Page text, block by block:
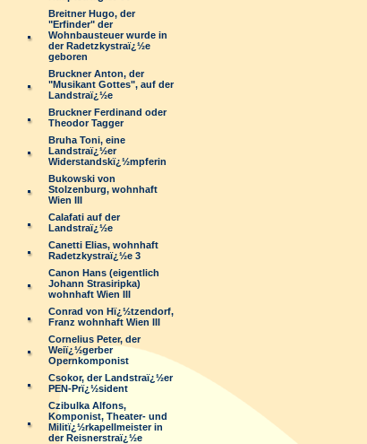
Breitner Hugo, der
"Erfinder" der
Wohnbausteuer wurde in
der Radetzkystraï¿½e
geboren
Bruckner Anton, der
"Musikant Gottes", auf der
Landstraï¿½e
Bruckner Ferdinand oder
Theodor Tagger
Bruha Toni, eine
Landstraï¿½er
Widerstandskï¿½mpferin
Bukowski von
Stolzenburg, wohnhaft
Wien III
Calafati auf der
Landstraï¿½e
Canetti Elias, wohnhaft
Radetzkystraï¿½e 3
Canon Hans (eigentlich
Johann Strasiripka)
wohnhaft Wien III
Conrad von Hï¿½tzendorf,
Franz wohnhaft Wien III
Cornelius Peter, der
Weiï¿½gerber
Opernkomponist
Csokor, der Landstraï¿½er
PEN-Prï¿½sident
Czibulka Alfons,
Komponist, Theater- und
Militï¿½rkapellmeister in
der Reisnerstraï¿½e